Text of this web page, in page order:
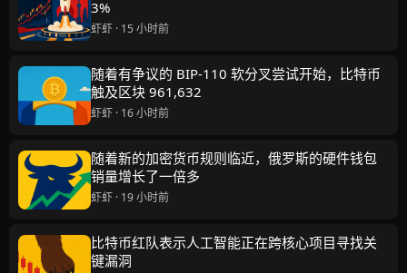
3%
虾虾 · 15 小时前
随着有争议的 BIP-110 软分叉尝试开始，比特币
触及区块 961,632
虾虾 · 16 小时前
随着新的加密货币规则临近，俄罗斯的硬件钱包
销量增长了一倍多
虾虾 · 19 小时前
比特币红队表示人工智能正在跨核心项目寻找关
键漏洞